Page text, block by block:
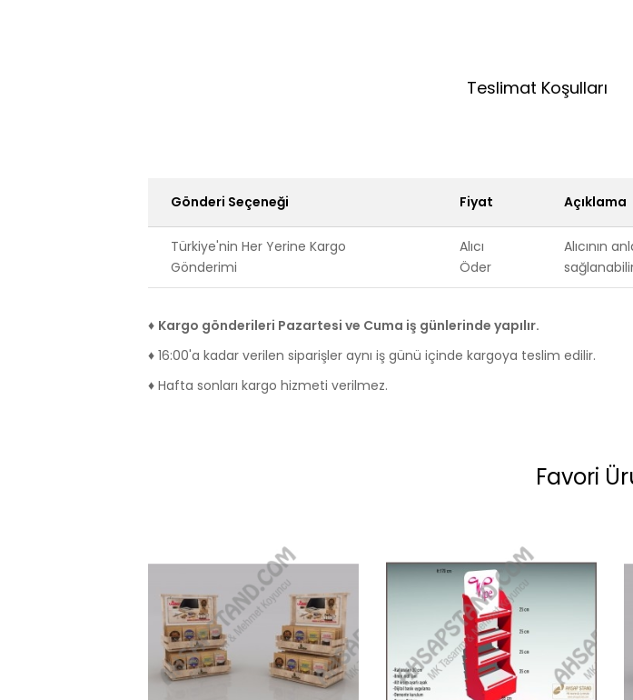
Teslimat Koşulları
Gönderi Seçeneği Fiyat Açıklama
Türkiye'nin Her Yerine Kargo
Gönderimi
Alıcı
Öder
Alıcının
♦ Kargo gönderileri Pazartesi ve Cuma iş günlerinde yapılır.
♦ 16:00'a kadar verilen siparişler aynı iş günü içinde kargoya teslim edilir.
♦ Hafta sonları kargo hizmeti verilmez.
Favori